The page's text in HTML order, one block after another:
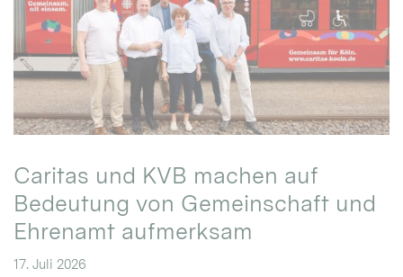
Caritas und KVB machen auf
Bedeutung von Gemeinschaft und
Ehrenamt aufmerksam
17. Juli 2026